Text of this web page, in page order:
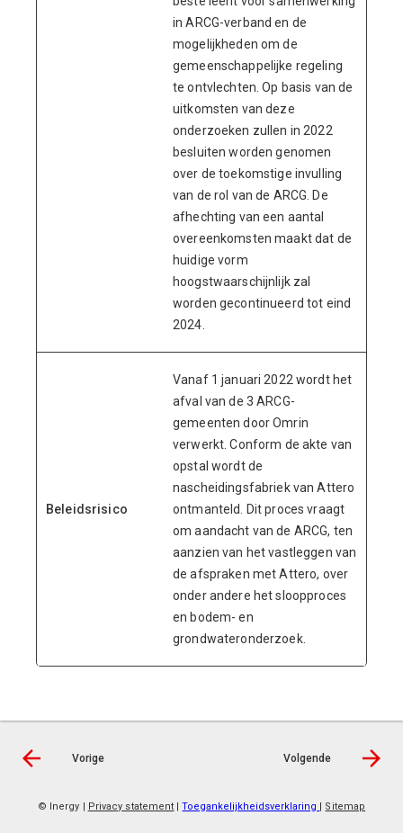
in ARCG-verband en de
mogelijkheden om de
gemeenschappelijke regeling
te ontvlechten. Op basis van de
uitkomsten van deze
onderzoeken zullen in 2022
besluiten worden genomen
over de toekomstige invulling
van de rol van de ARCG. De
afhechting van een aantal
overeenkomsten maakt dat de
huidige vorm
hoogstwaarschijnlijk zal
worden gecontinueerd tot eind
2024
Beleidsrisico
Vanaf 1 januari 2022 wordt het
afval van de 3 ARCG-
gemeenten door Omrin
verwerkt. Conform de akte van
opstal wordt de
nascheidingsfabriek van Attero
ontmanteld. Dit proces vraagt
om aandacht van de ARCG, ten
aanzien van het vastleggen van
de afspraken met Attero, over
onder andere het sloopproces
en bodem- en
grondwateronderzoek.
Vorige Volgende
© Inergy | Privacy statement |Toegankelijkheidsverklaring | Sitemap